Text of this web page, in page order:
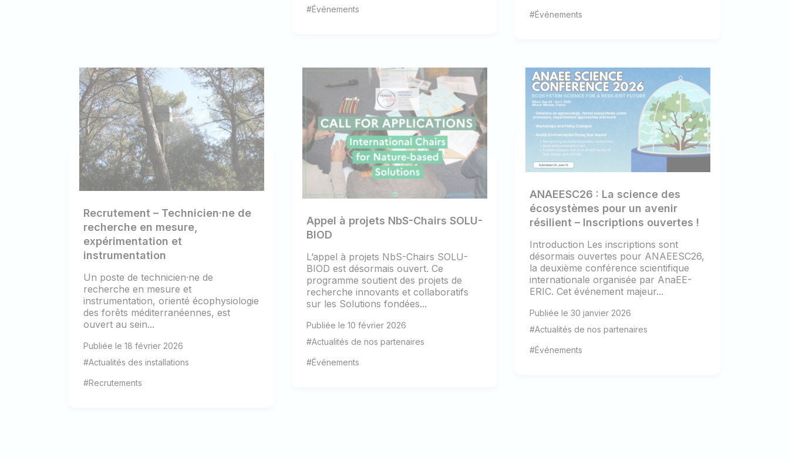
#Événements
#Événements
Recrutement – Technicien·ne de
recherche en mesure,
expérimentation et
instrumentation
Un poste de technicien·ne de
recherche en mesure et
instrumentation, orienté écophysiologie
des forêts méditerranéennes, est
ouvert au sein...
Publiée le 18 février 2026
#Actualités des installations
#Recrutements
Appel à projets NbS-Chairs SOLU-
BIOD
L’appel à projets NbS-Chairs SOLU-
BIOD est désormais ouvert. Ce
programme soutient des projets de
recherche innovants et collaboratifs
sur les Solutions fondées...
Publiée le 10 février 2026
#Actualités de nos partenaires
#Événements
ANAEESC26 : La science des
écosystèmes pour un avenir
résilient – Inscriptions ouvertes !
Introduction Les inscriptions sont
désormais ouvertes pour ANAEESC26,
la deuxième conférence scientifique
internationale organisée par AnaEE-
ERIC. Cet événement majeur...
Publiée le 30 janvier 2026
#Actualités de nos partenaires
#Événements